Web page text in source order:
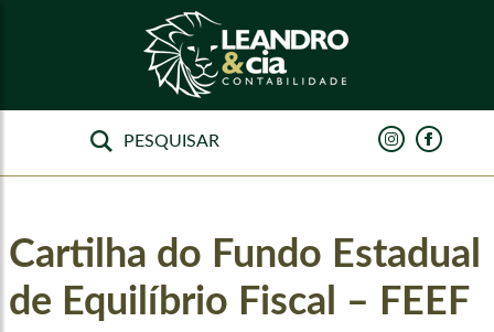
Cartilha do Fundo Estadual
de Equilíbrio Fiscal – FEEF